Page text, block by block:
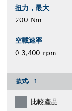
扭力，最大
200 Nm
空載速率
0-3,400 rpm
款式: 1
比較產品